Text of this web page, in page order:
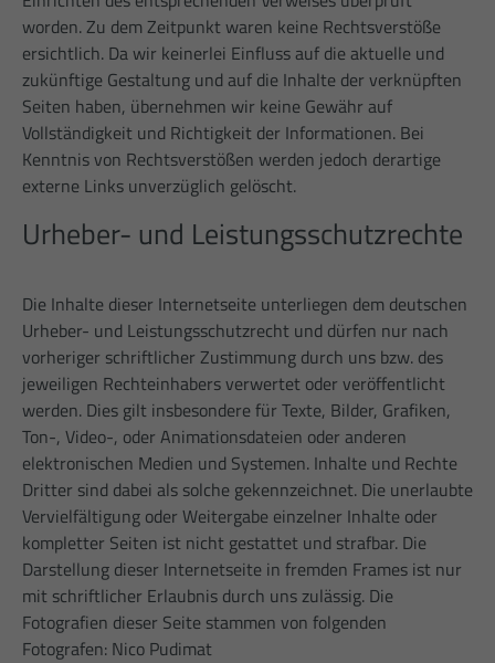
worden. Zu dem Zeitpunkt waren keine Rechtsverstöße
ersichtlich. Da wir keinerlei Einfluss auf die aktuelle und
zukünftige Gestaltung und auf die Inhalte der verknüpften
Seiten haben, übernehmen wir keine Gewähr auf
Vollständigkeit und Richtigkeit der Informationen. Bei
Kenntnis von Rechtsverstößen werden jedoch derartige
externe Links unverzüglich gelöscht.
Urheber- und Leistungsschutzrechte
Die Inhalte dieser Internetseite unterliegen dem deutschen
Urheber- und Leistungsschutzrecht und dürfen nur nach
vorheriger schriftlicher Zustimmung durch uns bzw. des
jeweiligen Rechteinhabers verwertet oder veröffentlicht
werden. Dies gilt insbesondere für Texte, Bilder, Grafiken,
Ton-, Video-, oder Animationsdateien oder anderen
elektronischen Medien und Systemen. Inhalte und Rechte
Dritter sind dabei als solche gekennzeichnet. Die unerlaubte
Vervielfältigung oder Weitergabe einzelner Inhalte oder
kompletter Seiten ist nicht gestattet und strafbar. Die
Darstellung dieser Internetseite in fremden Frames ist nur
mit schriftlicher Erlaubnis durch uns zulässig. Die
Fotografien dieser Seite stammen von folgenden
Fotografen: Nico Pudimat